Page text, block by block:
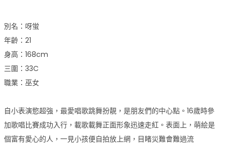
別名：呀蛍
年齡：21
身高：168cm
三圍：33C
職業：巫女
自小表演慾超強，最愛唱歌跳舞扮靚，是朋友們的中心點。16歲時參
加歌唱比賽成功入行，載歌載舞正面形象迅速走紅。表面上，萌絵是
個富有愛心的人，一見小孩便自拍放上網，目睹災難會難過流